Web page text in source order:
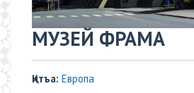
МУЗЕЙ ФРАМА
Қитъа: Европа